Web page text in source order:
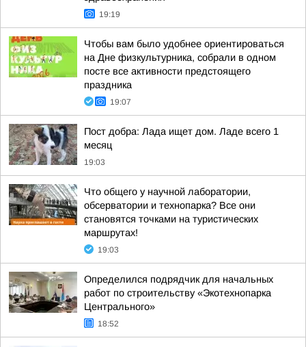
19:19
Чтобы вам было удобнее ориентироваться
на Дне физкультурника, собрали в одном
посте все активности предстоящего
праздника
19:07
Пост добра: Лада ищет дом. Ладе всего 1
месяц
19:03
Что общего у научной лаборатории,
обсерватории и технопарка? Все они
становятся точками на туристических
маршрутах!
19:03
Определился подрядчик для начальных
работ по строительству «Экотехнопарка
Центрального»
18:52